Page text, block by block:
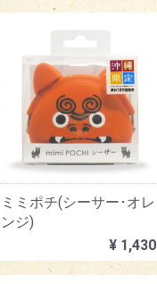
ミミポチ(シーサー･オレ
ンジ)
¥ 1,430